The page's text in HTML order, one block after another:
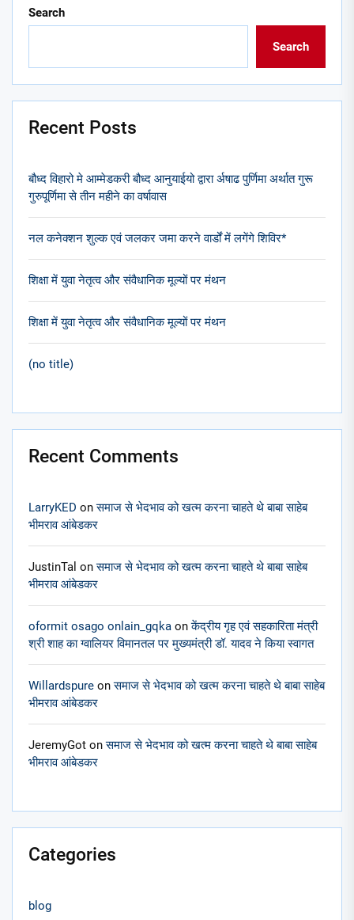
Search
Search
Recent Posts
बौध्द विहारो मे आम्मेडकरी बौध्द आनुयाईयो द्वारा र्अषाढ पुर्णिमा अर्थात गुरू
गुरुपूर्णिमा से तीन महीने का वर्षावास
नल कनेक्शन शुल्क एवं जलकर जमा करने वार्डों में लगेंगे शिविर*
शिक्षा में युवा नेतृत्व और संवैधानिक मूल्यों पर मंथन
शिक्षा में युवा नेतृत्व और संवैधानिक मूल्यों पर मंथन
(no title)
Recent Comments
LarryKED onसमाज से भेदभाव को खत्म करना चाहते थे बाबा साहेब
भीमराव आंबेडकर
JustinTal onसमाज से भेदभाव को खत्म करना चाहते थे बाबा साहेब
भीमराव आंबेडकर
oformit osago onlain_gqka onकेंद्रीय गृह एवं सहकारिता मंत्री
श्री शाह का ग्वालियर विमानतल पर मुख्यमंत्री डॉ. यादव ने किया स्वागत
Willardspure onसमाज से भेदभाव को खत्म करना चाहते थे बाबा साहेब
भीमराव आंबेडकर
JeremyGot onसमाज से भेदभाव को खत्म करना चाहते थे बाबा साहेब
भीमराव आंबेडकर
Categories
blog